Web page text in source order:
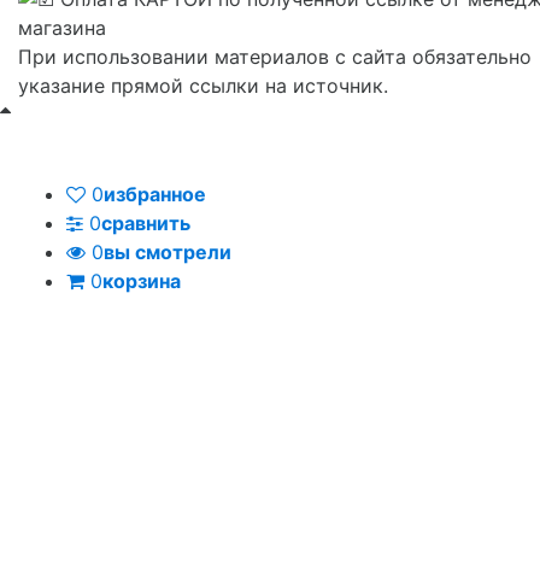
При использовании материалов с сайта обязательно
указание прямой ссылки на источник.
0избранное
0сравнить
0вы смотрели
0корзина